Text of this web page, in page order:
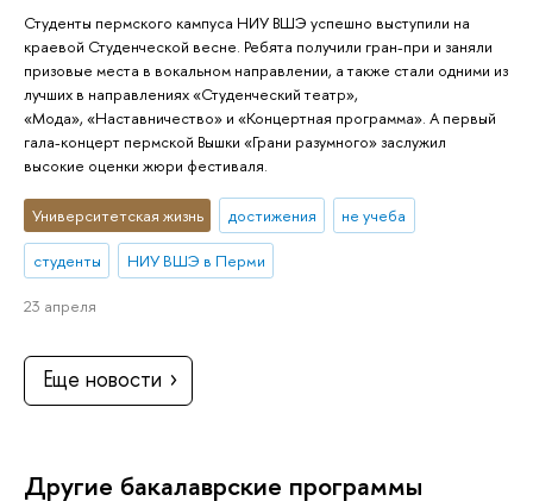
Студенты пермского кампуса НИУ ВШЭ успешно выступили на
краевой Студенческой весне. Ребята получили гран-при и заняли
призовые места в вокальном направлении, а также стали одними из
лучших в направлениях «Студенческий театр»,
«Мода», «Наставничество» и «Концертная программа». А первый
гала-концерт пермской Вышки «Грани разумного» заслужил
высокие оценки жюри фестиваля.
Университетская жизнь достижения не учеба
студенты НИУ ВШЭ в Перми
23 апреля
Еще новости
Другие бакалаврские программы